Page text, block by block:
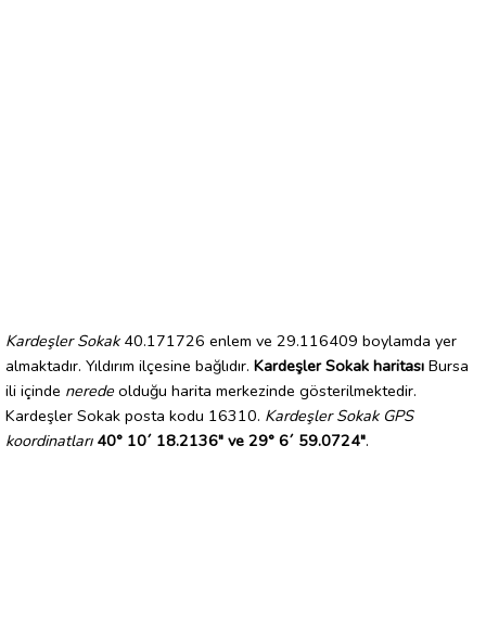
Kardeşler Sokak40.171726 enlem ve 29.116409 boylamda yer
almaktadır. Yıldırım ilçesine bağlıdır. Kardeşler Sokak haritası Bursa
ili içinde nerede olduğu harita merkezinde gösterilmektedir.
Kardeşler Sokak posta kodu 16310. Kardeşler Sokak GPS
koordinatları 40° 10´ 18.2136" ve 29° 6´ 59.0724".